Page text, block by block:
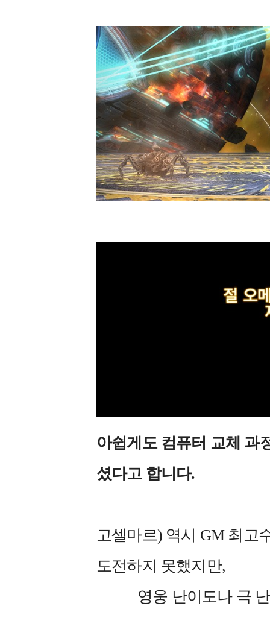
아쉽게도 컴퓨터 교체 과
셨다고 합니다.
고셀마르) 역시 GM 최고
도전하지 못했지만,
영웅 난이도나 극 난